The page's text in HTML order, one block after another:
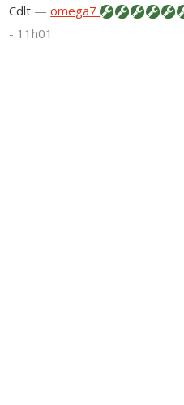
Cdlt —omega7
- 11h01